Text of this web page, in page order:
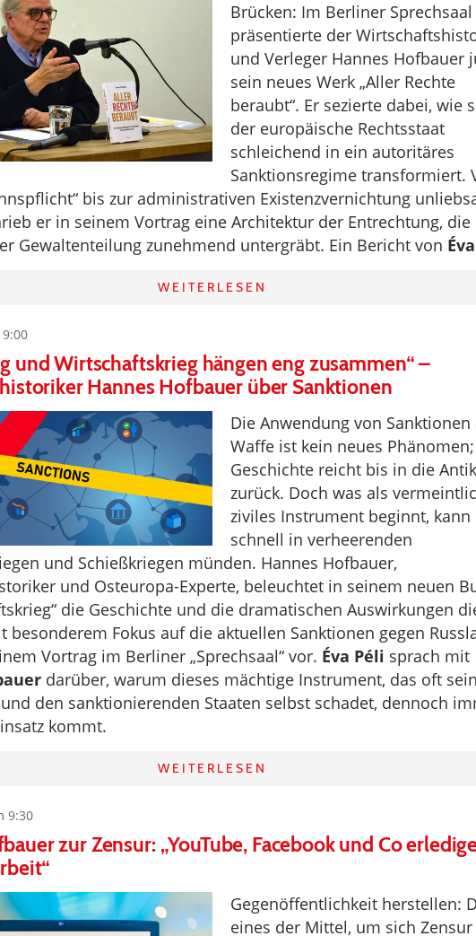
Brücken: Im Berliner Sprechsaal
präsentierte der
und Verleger Hannes Hofbauer
sein neues Werk „Aller Rechte
beraubt“. Er sezierte dabei, wie
der europäische Rechtsstaat
schleichend in ein autoritäres
Sanktionsregime transformiert.
bis zur administrativen Existenzvernichtung
er in seinem Vortrag eine Architektur der Entrechtung, die
Gewaltenteilung zunehmend untergräbt. Ein Bericht von
WEITERLESEN
und Wirtschaftskrieg hängen eng zusammen“ –
Hannes Hofbauer über Sanktionen
Die Anwendung von Sanktionen
Waffe ist kein neues
Geschichte reicht bis in die
zurück. Doch was als
ziviles Instrument beginnt, kann
schnell in verheerenden
und Schießkriegen münden. Hannes Hofbauer,
und Osteuropa-Experte, beleuchtet in seinem neuen
die Geschichte und die dramatischen Auswirkungen
besonderem Fokus auf die aktuellen Sanktionen gegen
Vortrag im Berliner „Sprechsaal“ vor. Éva Péli sprach mit
darüber, warum dieses mächtige Instrument, das oft
den sanktionierenden Staaten selbst schadet, dennoch
kommt.
WEITERLESEN
9:30
zur Zensur: „YouTube, Facebook und Co
Gegenöffentlichkeit herstellen:
eines der Mittel, um sich Zensur